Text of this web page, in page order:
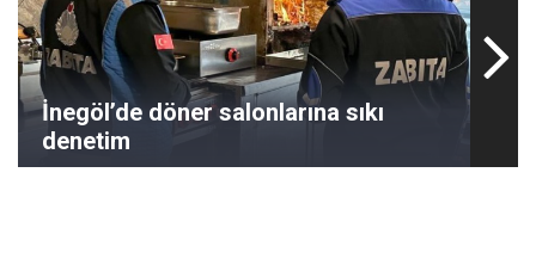
İnegöl’de döner salonlarına sıkı
denetim